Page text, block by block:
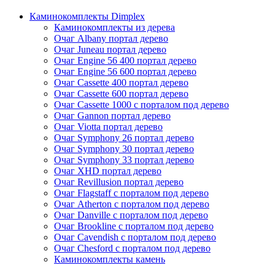
Каминокомплекты Dimplex
Каминокомплекты из дерева
Очаг Albany портал дерево
Очаг Juneau портал дерево
Очаг Engine 56 400 портал дерево
Очаг Engine 56 600 портал дерево
Очаг Cassette 400 портал дерево
Очаг Cassette 600 портал дерево
Очаг Cassette 1000 с порталом под дерево
Очаг Gannon портал дерево
Очаг Viotta портал дерево
Очаг Symphony 26 портал дерево
Очаг Symphony 30 портал дерево
Очаг Symphony 33 портал дерево
Очаг XHD портал дерево
Очаг Revillusion портал дерево
Очаг Flagstaff с порталом под дерево
Очаг Atherton с порталом под дерево
Очаг Danville с порталом под дерево
Очаг Brookline с порталом под дерево
Очаг Cavendish с порталом под дерево
Очаг Chesford с порталом под дерево
Каминокомплекты камень